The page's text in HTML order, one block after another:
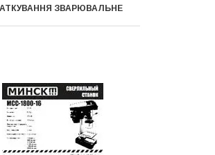
ЗВАРЮВАЛЬНЕ